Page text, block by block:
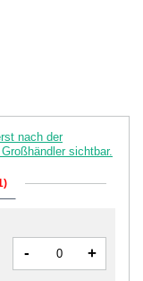
nach der
sichtbar.
- +